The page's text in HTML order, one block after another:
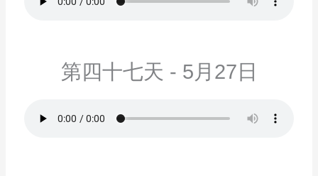
第四十七天 - 5月27日